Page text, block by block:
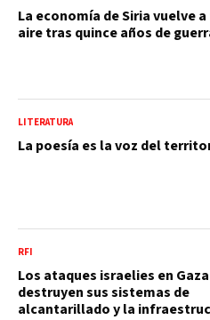
La economía de Siria vuelve
aire tras quince años de
LITERATURA
La poesía es la voz del
RFI
Los ataques israelies en Gaza
destruyen sus sistemas de
alcantarillado y la